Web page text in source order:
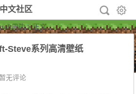
文社区
周边> 正文
Steve系列高清壁纸
无评论